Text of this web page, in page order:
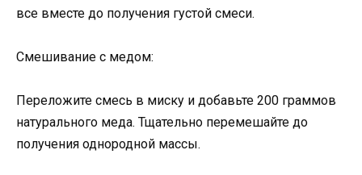
все вместе до получения густой смеси.
Смешивание с медом:
Переложите смесь в миску и добавьте 200 граммов
натурального меда. Тщательно перемешайте до
получения однородной массы.